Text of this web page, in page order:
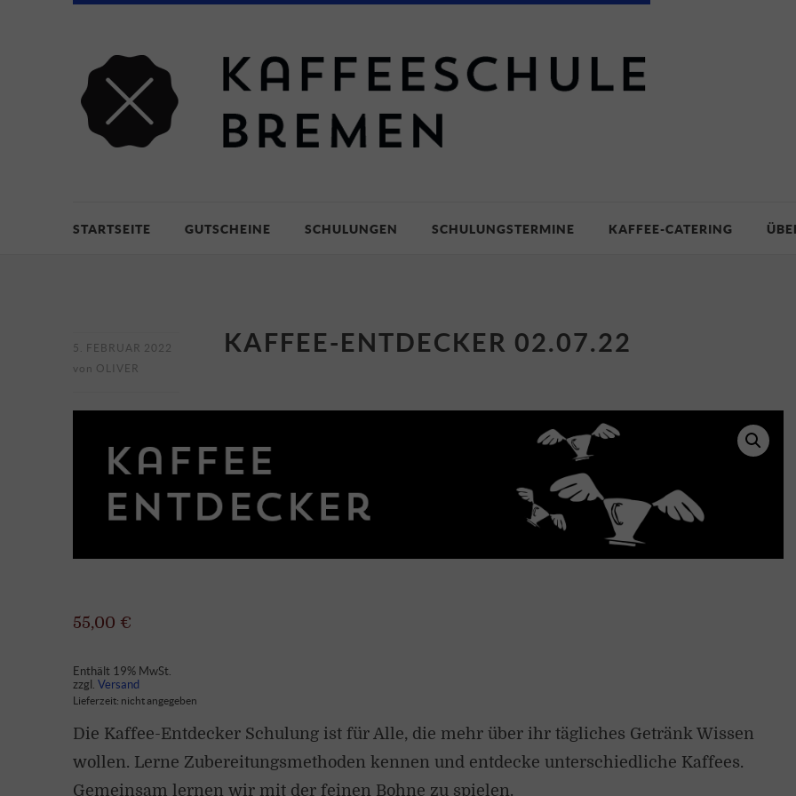
STARTSEITE GUTSCHEINE SCHULUNGEN SCHULUNGSTERMINE KAFFEE-CATERING
5. FEBRUAR 2022
von OLIVER
KAFFEE-ENTDECKER 02.07.22
55,00 €
Enthält 19% MwSt.
zzgl. Versand
Lieferzeit: nicht angegeben
Die Kaffee-Entdecker Schulung ist für Alle, die mehr über ihr tägliches Getränk Wissen
wollen. Lerne Zubereitungsmethoden kennen und entdecke unterschiedliche Kaffees.
Gemeinsam lernen wir mit der feinen Bohne zu spielen.